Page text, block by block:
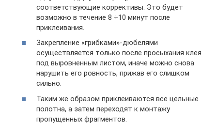
соответствующие коррективы. Это будет
возможно в течение 8 ÷10 минут после
приклеивания.
Закрепление «грибками»-дюбелями
осуществляется только после просыхания клея
под выровненным листом, иначе можно снова
нарушить его ровность, прижав его слишком
сильно.
Таким же образом приклеиваются все цельные
полотна, а затем переходят к монтажу
пропущенных фрагментов.